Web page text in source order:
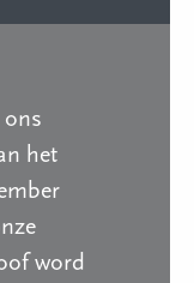
het
word